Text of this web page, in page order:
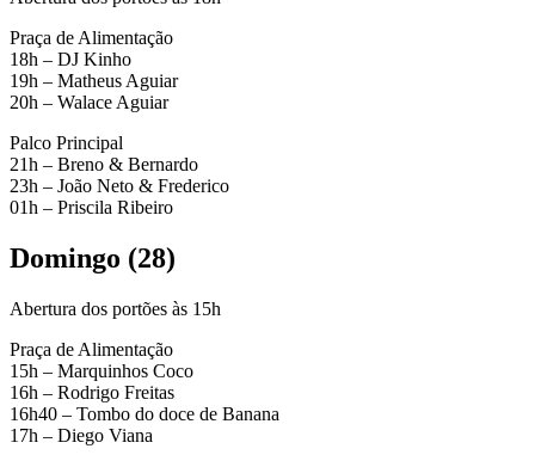
Praça de Alimentação
18h – DJ Kinho
19h – Matheus Aguiar
20h – Walace Aguiar
Palco Principal
21h – Breno & Bernardo
23h – João Neto & Frederico
01h – Priscila Ribeiro
Domingo (28)
Abertura dos portões às 15h
Praça de Alimentação
15h – Marquinhos Coco
16h – Rodrigo Freitas
16h40 – Tombo do doce de Banana
17h – Diego Viana